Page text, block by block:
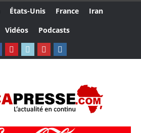
États-Unis France
Iran
Vidéos Podcasts